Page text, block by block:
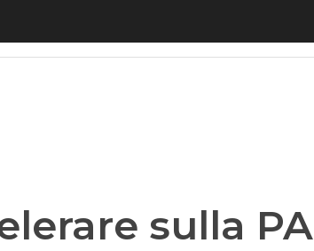
sulla PA